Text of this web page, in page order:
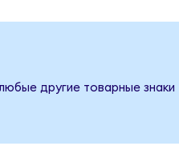
другие товарные знаки